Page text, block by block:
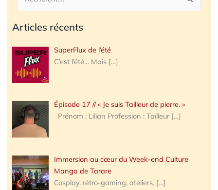
Articles récents
SuperFlux de l’été
C’est l’été… Mais […]
Épisode 17 // « Je suis Tailleur de pierre. »
Prénom : Lilian Profession : Tailleur […]
Immersion au cœur du Week-end Culture
Manga de Tarare
Cosplay, rétro-gaming, ateliers, […]